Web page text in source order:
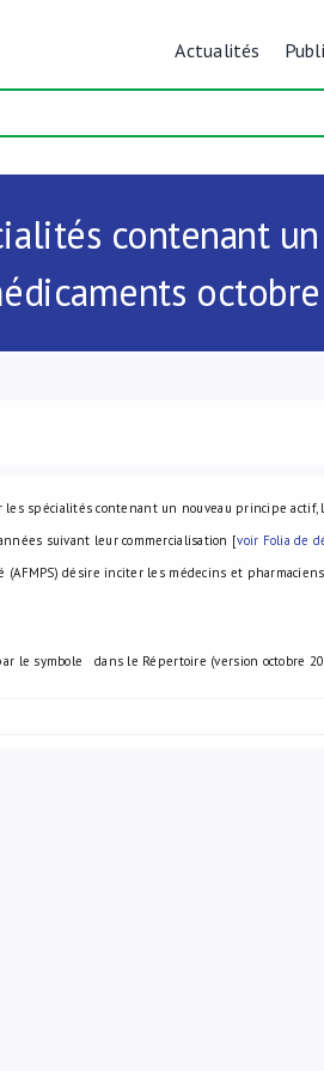
Actualités
contenant
les spécialités contenant un nouveau principe actif,
suivant leur commercialisation [voir Folia de
(AFMPS) désire inciter les médecins et
le symbole dans le Répertoire (version octobre